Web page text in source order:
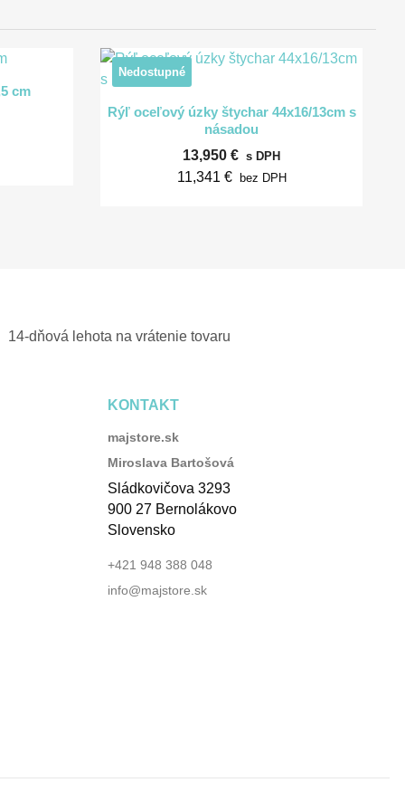
cm
Rýchly náhľad
Rýľ oceľový úzky štychar 44x16/13cm s
násadou
13,950 € s DPH
11,341 € bez DPH
Nedostupné
14-dňová lehota na vrátenie tovaru
KONTAKT
majstore.sk
Miroslava Bartošová
Sládkovičova 3293
900 27 Bernolákovo
Slovensko
+421 948 388 048
info@majstore.sk